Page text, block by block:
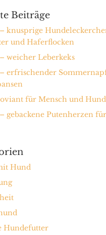
Beiträge
knusprige
und Haferflocken
weicher Leberkeks
erfrischender
für Mensch und Hund
gebackene Putenherzen
Hund
Hundefutter